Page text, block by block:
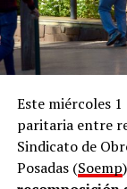
El director
dentro de la
también nuclea
de posadeña. En
tres líneas de
Este miércoles
paritaria entre
Sindicato de
Posadas (Soemp